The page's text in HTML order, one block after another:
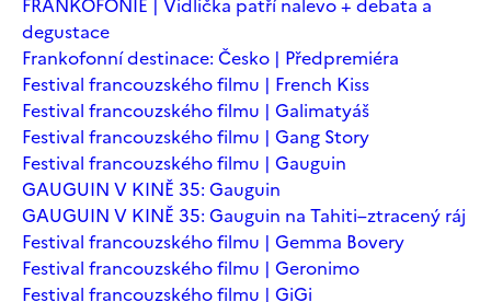
degustace
Frankofonní destinace: Česko | Předpremiéra
Festival francouzského filmu | French Kiss
Festival francouzského filmu | Galimatyáš
Festival francouzského filmu | Gang Story
Festival francouzského filmu | Gauguin
GAUGUIN V KINĚ 35: Gauguin
GAUGUIN V KINĚ 35: Gauguin na Tahiti–ztracený ráj
Festival francouzského filmu | Gemma Bovery
Festival francouzského filmu | Geronimo
Festival francouzského filmu | GiGi